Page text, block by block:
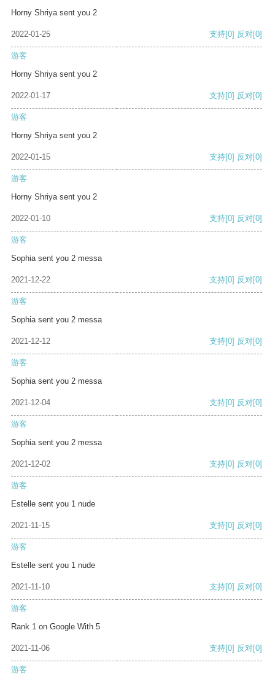
Horny Shriya sent you 2
2022-01-25 支持[0] 反对[0]
游客
Horny Shriya sent you 2
2022-01-17 支持[0] 反对[0]
游客
Horny Shriya sent you 2
2022-01-15 支持[0] 反对[0]
游客
Horny Shriya sent you 2
2022-01-10 支持[0] 反对[0]
游客
Sophia sent you 2 messa
2021-12-22 支持[0] 反对[0]
游客
Sophia sent you 2 messa
2021-12-12 支持[0] 反对[0]
游客
Sophia sent you 2 messa
2021-12-04 支持[0] 反对[0]
游客
Sophia sent you 2 messa
2021-12-02 支持[0] 反对[0]
游客
Estelle sent you 1 nude
2021-11-15 支持[0] 反对[0]
游客
Estelle sent you 1 nude
2021-11-10 支持[0] 反对[0]
游客
Rank 1 on Google With 5
2021-11-06 支持[0] 反对[0]
游客